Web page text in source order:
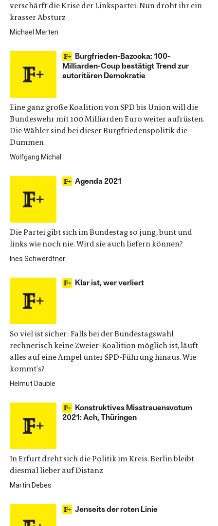
verschärft die Krise der Linkspartei. Nun droht ihr ein
krasser Absturz
Michael Merten
Burgfrieden-Bazooka: 100-
Milliarden-Coup bestätigt Trend zur
autoritären Demokratie
Eine ganz große Koalition von SPD bis Union will die
Bundeswehr mit 100 Milliarden Euro weiter aufrüsten.
Die Wähler sind bei dieser Burgfriedenspolitik die
Dummen
Wolfgang Michal
Agenda 2021
Die Partei gibt sich im Bundestag so jung, bunt und
links wie noch nie. Wird sie auch liefern können?
Ines Schwerdtner
Klar ist, wer verliert
So viel ist sicher: Falls bei der Bundestagswahl
rechnerisch keine Zweier-Koalition möglich ist, läuft
alles auf eine Ampel unter SPD-Führung hinaus. Wie
kommt's?
Helmut Däuble
Konstruktives Misstrauensvotum
2021: Ach, Thüringen
In Erfurt dreht sich die Politik im Kreis. Berlin bleibt
diesmal lieber auf Distanz
Martin Debes
Jenseits der roten Linie